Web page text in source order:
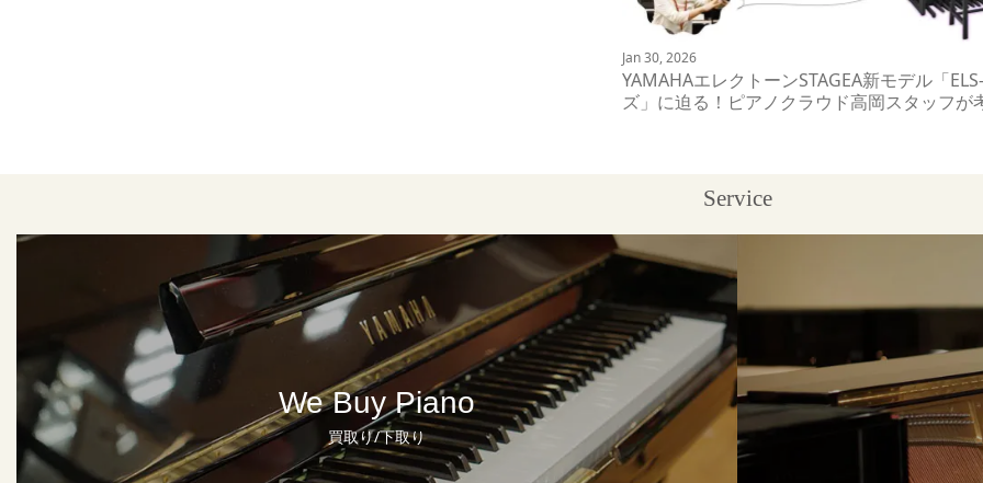
Jan 30, 2026
YAMAHAエレクトーンSTAGEA新モデル「
ズ」に迫る！ピアノクラウド高岡スタッフが
Service
We Buy Piano
買取り/下取り